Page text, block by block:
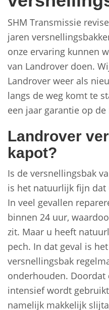
SHM Transmissie
jaren
onze ervaring kunnen
van Landrover doen.
Landrover weer als
langs de weg komt te
een jaar garantie op
Landrover
kapot?
Is de versnellingsbak
is het natuurlijk fijn dat
In veel gevallen
binnen 24 uur,
zit. Maar u heeft
pech. In dat geval is
versnellingsbak
onderhouden. Doordat
intensief wordt
namelijk makkelijk